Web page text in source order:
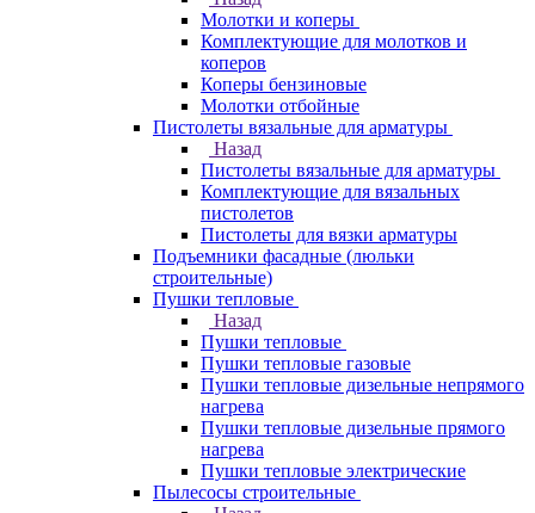
Молотки и коперы
Комплектующие для молотков и
коперов
Коперы бензиновые
Молотки отбойные
Пистолеты вязальные для арматуры
Назад
Пистолеты вязальные для арматуры
Комплектующие для вязальных
пистолетов
Пистолеты для вязки арматуры
Подъемники фасадные (люльки
строительные)
Пушки тепловые
Назад
Пушки тепловые
Пушки тепловые газовые
Пушки тепловые дизельные непрямого
нагрева
Пушки тепловые дизельные прямого
нагрева
Пушки тепловые электрические
Пылесосы строительные